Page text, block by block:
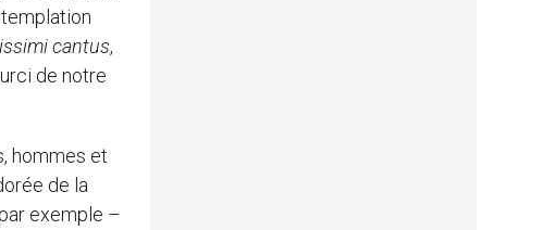
cantus,
de notre
hommes et
de la
exemple –